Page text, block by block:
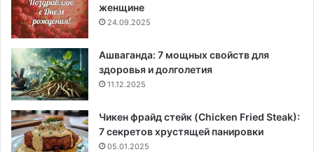
женщине
24.09.2025
Ашваганда: 7 мощных свойств для
здоровья и долголетия
11.12.2025
Чикен фрайд стейк (Chicken Fried Steak):
7 секретов хрустящей панировки
05.01.2025